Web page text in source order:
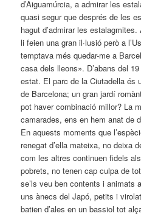
d’Aiguamúrcia, a admirar les
quasi segur que després de les
hagut d’admirar les
li feien una gran il·lusió però a
temptava més quedar-me a
casa dels lleons». D’abans del
estat. El parc de la Ciutadella és
de Barcelona; un gran jardí
pot haver combinació millor? La
camarades, ens en hem anat de
En aquests moments que
renegat d’ella mateixa, no deixa
com les altres continuen fidels
pobrets, no tenen cap culpa de
se’ls veu ben contents i animats
uns ànecs del Japó, petits i
batien d’ales en un bassiol tot